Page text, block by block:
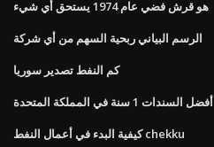
هو قرش فضي عام 1974 يستحق أي شيء
الرسم البياني ربحية السهم من أي شركة
كم النفط تصدير سوريا
أفضل السندات 1 سنة في المملكة المتحدة
كيفية البدء في أعمال النفط chekku